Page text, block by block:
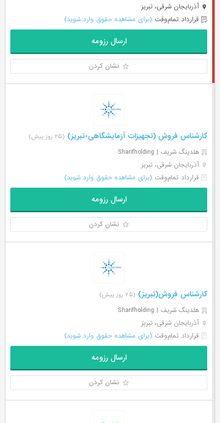
آذربایجان شرقی، تبریز
قرارداد تمام‌وقت (برای مشاهده حقوق وارد شوید)
ارسال رزومه
نشان کردن
کارشناس فروش (تجهیزات آزمایشگاهی-تبریز) (۲۵ روز پیش)
هلدینگ شریف | Sharifholding
آذربایجان شرقی، تبریز
قرارداد تمام‌وقت (برای مشاهده حقوق وارد شوید)
ارسال رزومه
نشان کردن
کارشناس فروش(تبریز) (۲۵ روز پیش)
هلدینگ شریف | Sharifholding
آذربایجان شرقی، تبریز
قرارداد تمام‌وقت (برای مشاهده حقوق وارد شوید)
ارسال رزومه
نشان کردن